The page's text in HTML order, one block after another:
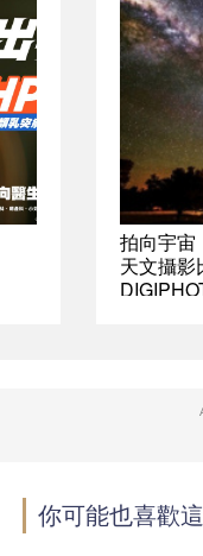
拍向宇宙
天文攝影
你可能也喜歡